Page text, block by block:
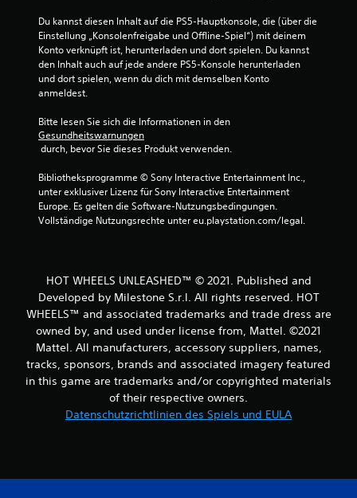
e
r
a
u
5
B
e
w
e
t
Du kannst diesen Inhalt auf die PS5-Hauptkonsole, die (über die
Einstellung „Konsolenfreigabe und Offline-Spiel“) mit deinem
Konto verknüpft ist, herunterladen und dort spielen. Du kannst
den Inhalt auch auf jede andere PS5-Konsole herunterladen
und dort spielen, wenn du dich mit demselben Konto
anmeldest.
Bitte lesen Sie sich die Informationen in den
Gesundheitswarnungen
durch, bevor Sie dieses Produkt verwenden.
Bibliotheksprogramme © Sony Interactive Entertainment Inc.,
unter exklusiver Lizenz für Sony Interactive Entertainment
Europe. Es gelten die Software-Nutzungsbedingungen.
Vollständige Nutzungsrechte unter eu.playstation.com/legal.
HOT WHEELS UNLEASHED™ © 2021. Published and
Developed by Milestone S.r.l. All rights reserved. HOT
WHEELS™ and associated trademarks and trade dress are
owned by, and used under license from, Mattel. ©2021
Mattel. All manufacturers, accessory suppliers, names,
tracks, sponsors, brands and associated imagery featured
in this game are trademarks and/or copyrighted materials
of their respective owners.
Datenschutzrichtlinien des Spiels und EULA